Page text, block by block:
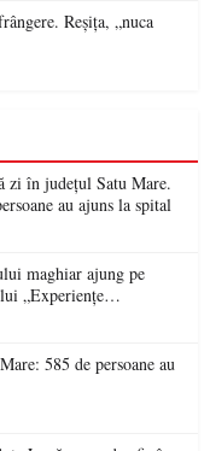
Reșița, „nuca
zi în județul Satu Mare.
au ajuns la spital
maghiar ajung pe
„Experiențe
585 de persoane au